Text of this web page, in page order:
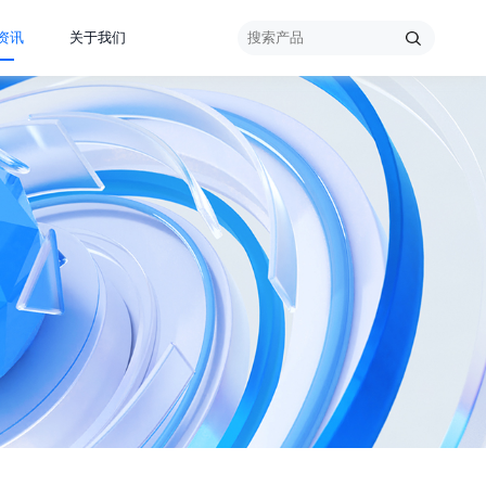
讯 关于我们